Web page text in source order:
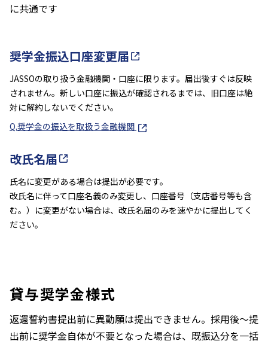
に共通です
奨学金振込口座変更届
JASSOの取り扱う金融機関・口座に限ります。届出後すぐは反映
されません。新しい口座に振込が確認されるまでは、旧口座は絶
対に解約しないでください。
Q.奨学金の振込を取扱う金融機関
改氏名届
氏名に変更がある場合は提出が必要です。
改氏名に伴って口座名義のみ変更し、口座番号（支店番号等も含
む。）に変更がない場合は、改氏名届のみを速やかに提出してく
ださい。
貸与奨学金様式
返還誓約書提出前に異動願は提出できません。採用後～提
出前に奨学金自体が不要となった場合は、既振込分を一括